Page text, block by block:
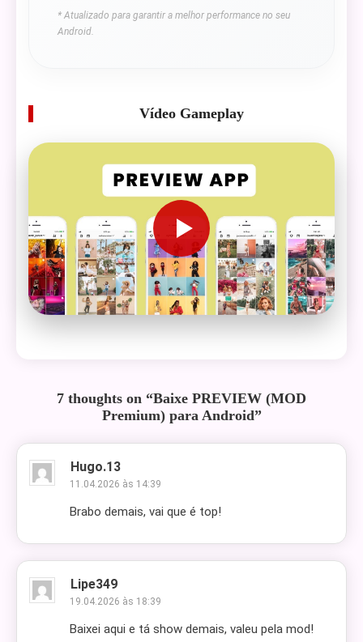
* Atualizado para garantir a melhor performance no seu
Android.
Vídeo Gameplay
7 thoughts on “Baixe PREVIEW (MOD
Premium) para Android”
Hugo.13
11.04.2026 às 14:39
Brabo demais, vai que é top!
Lipe349
19.04.2026 às 18:39
Baixei aqui e tá show demais, valeu pela mod!